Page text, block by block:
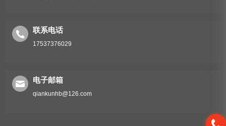
联系电话
17537376029
电子邮箱
qiankunhb@126.com